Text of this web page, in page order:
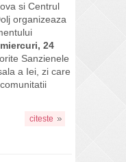
si Centrul
organizeaza
24
Sanzienele
a Iei, zi care
citeste